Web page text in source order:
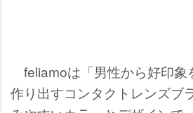
feliamoは「男性から好印象
作り出すコンタクトレンズブ